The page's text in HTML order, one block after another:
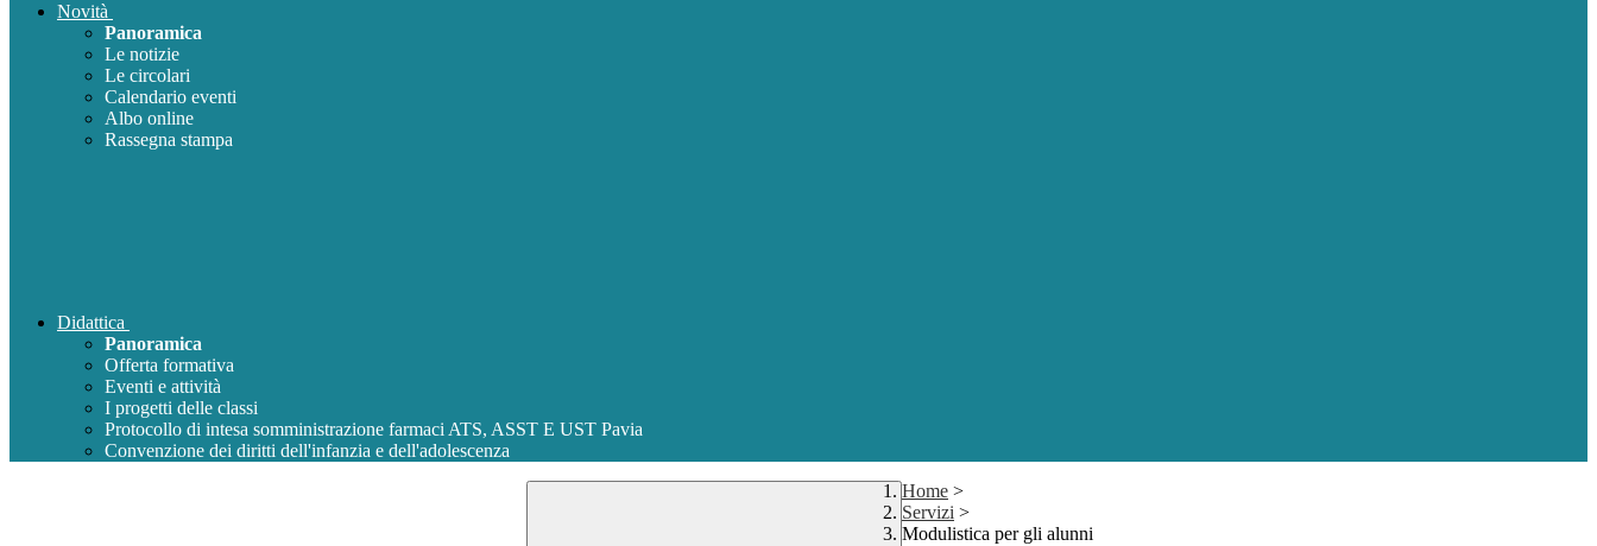
Novità
Panoramica
Le notizie
Le circolari
Calendario eventi
Albo online
Rassegna stampa
Didattica
Panoramica
Offerta formativa
Eventi e attività
I progetti delle classi
Protocollo di intesa somministrazione farmaci ATS, ASST E UST Pavia
Convenzione dei diritti dell'infanzia e dell'adolescenza
Home >
Servizi >
Modulistica per gli alunni